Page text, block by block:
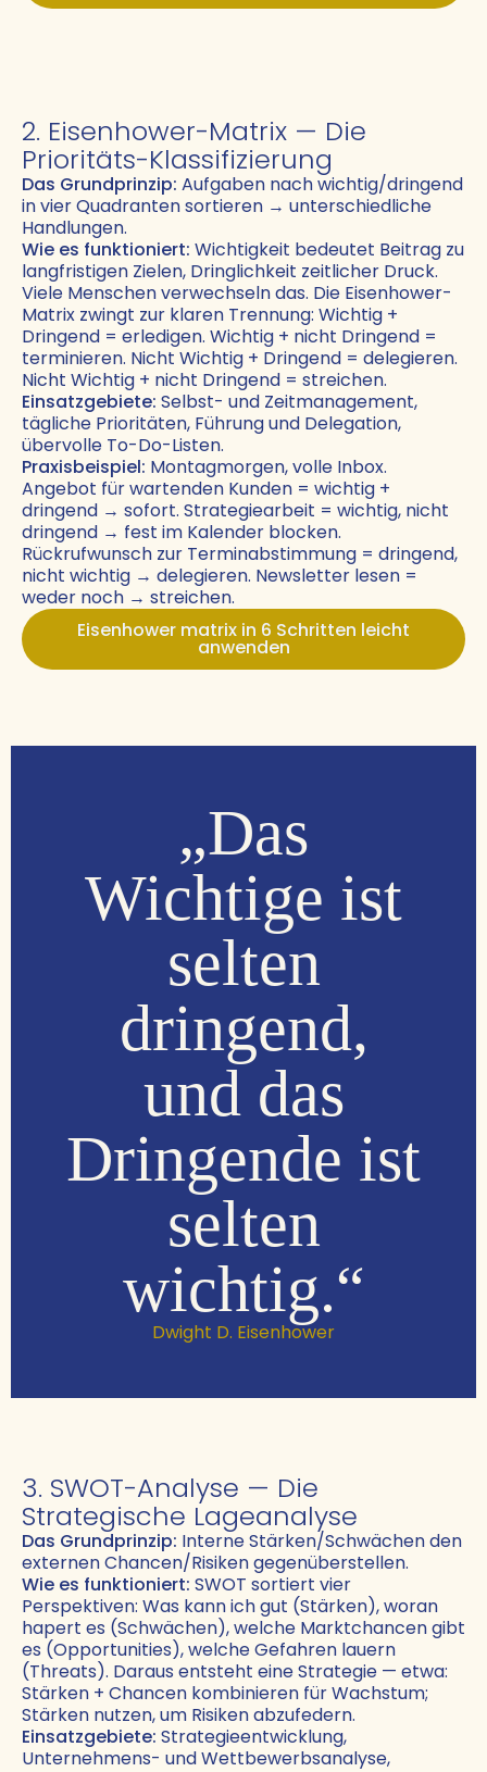
2. Eisenhower-Matrix — Die
Prioritäts-Klassifizierung
Das Grundprinzip: Aufgaben nach wichtig/dringend
in vier Quadranten sortieren → unterschiedliche
Handlungen.
Wie es funktioniert: Wichtigkeit bedeutet Beitrag zu
langfristigen Zielen, Dringlichkeit zeitlicher Druck.
Viele Menschen verwechseln das. Die Eisenhower-
Matrix zwingt zur klaren Trennung: Wichtig +
Dringend = erledigen. Wichtig + nicht Dringend =
terminieren. Nicht Wichtig + Dringend = delegieren.
Nicht Wichtig + nicht Dringend = streichen.
Einsatzgebiete: Selbst- und Zeitmanagement,
tägliche Prioritäten, Führung und Delegation,
übervolle To-Do-Listen.
Praxisbeispiel: Montagmorgen, volle Inbox.
Angebot für wartenden Kunden = wichtig +
dringend → sofort. Strategiearbeit = wichtig, nicht
dringend → fest im Kalender blocken.
Rückrufwunsch zur Terminabstimmung = dringend,
nicht wichtig → delegieren. Newsletter lesen =
weder noch → streichen.
Eisenhower matrix in 6 Schritten leicht
anwenden
„Das
Wichtige ist
selten
dringend,
und das
Dringende ist
selten
wichtig.“
Dwight D. Eisenhower
3. SWOT-Analyse — Die
Strategische Lageanalyse
Das Grundprinzip: Interne Stärken/Schwächen den
externen Chancen/Risiken gegenüberstellen.
Wie es funktioniert: SWOT sortiert vier
Perspektiven: Was kann ich gut (Stärken), woran
hapert es (Schwächen), welche Marktchancen gibt
es (Opportunities), welche Gefahren lauern
(Threats). Daraus entsteht eine Strategie — etwa:
Stärken + Chancen kombinieren für Wachstum;
Stärken nutzen, um Risiken abzufedern.
Einsatzgebiete: Strategieentwicklung,
Unternehmens- und Wettbewerbsanalyse,